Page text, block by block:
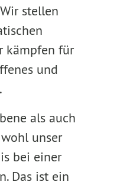
stellen
kämpfen für
und
als auch
unser
bei einer
Das ist ein